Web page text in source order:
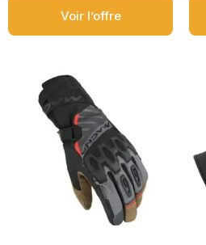
Voir l’offre